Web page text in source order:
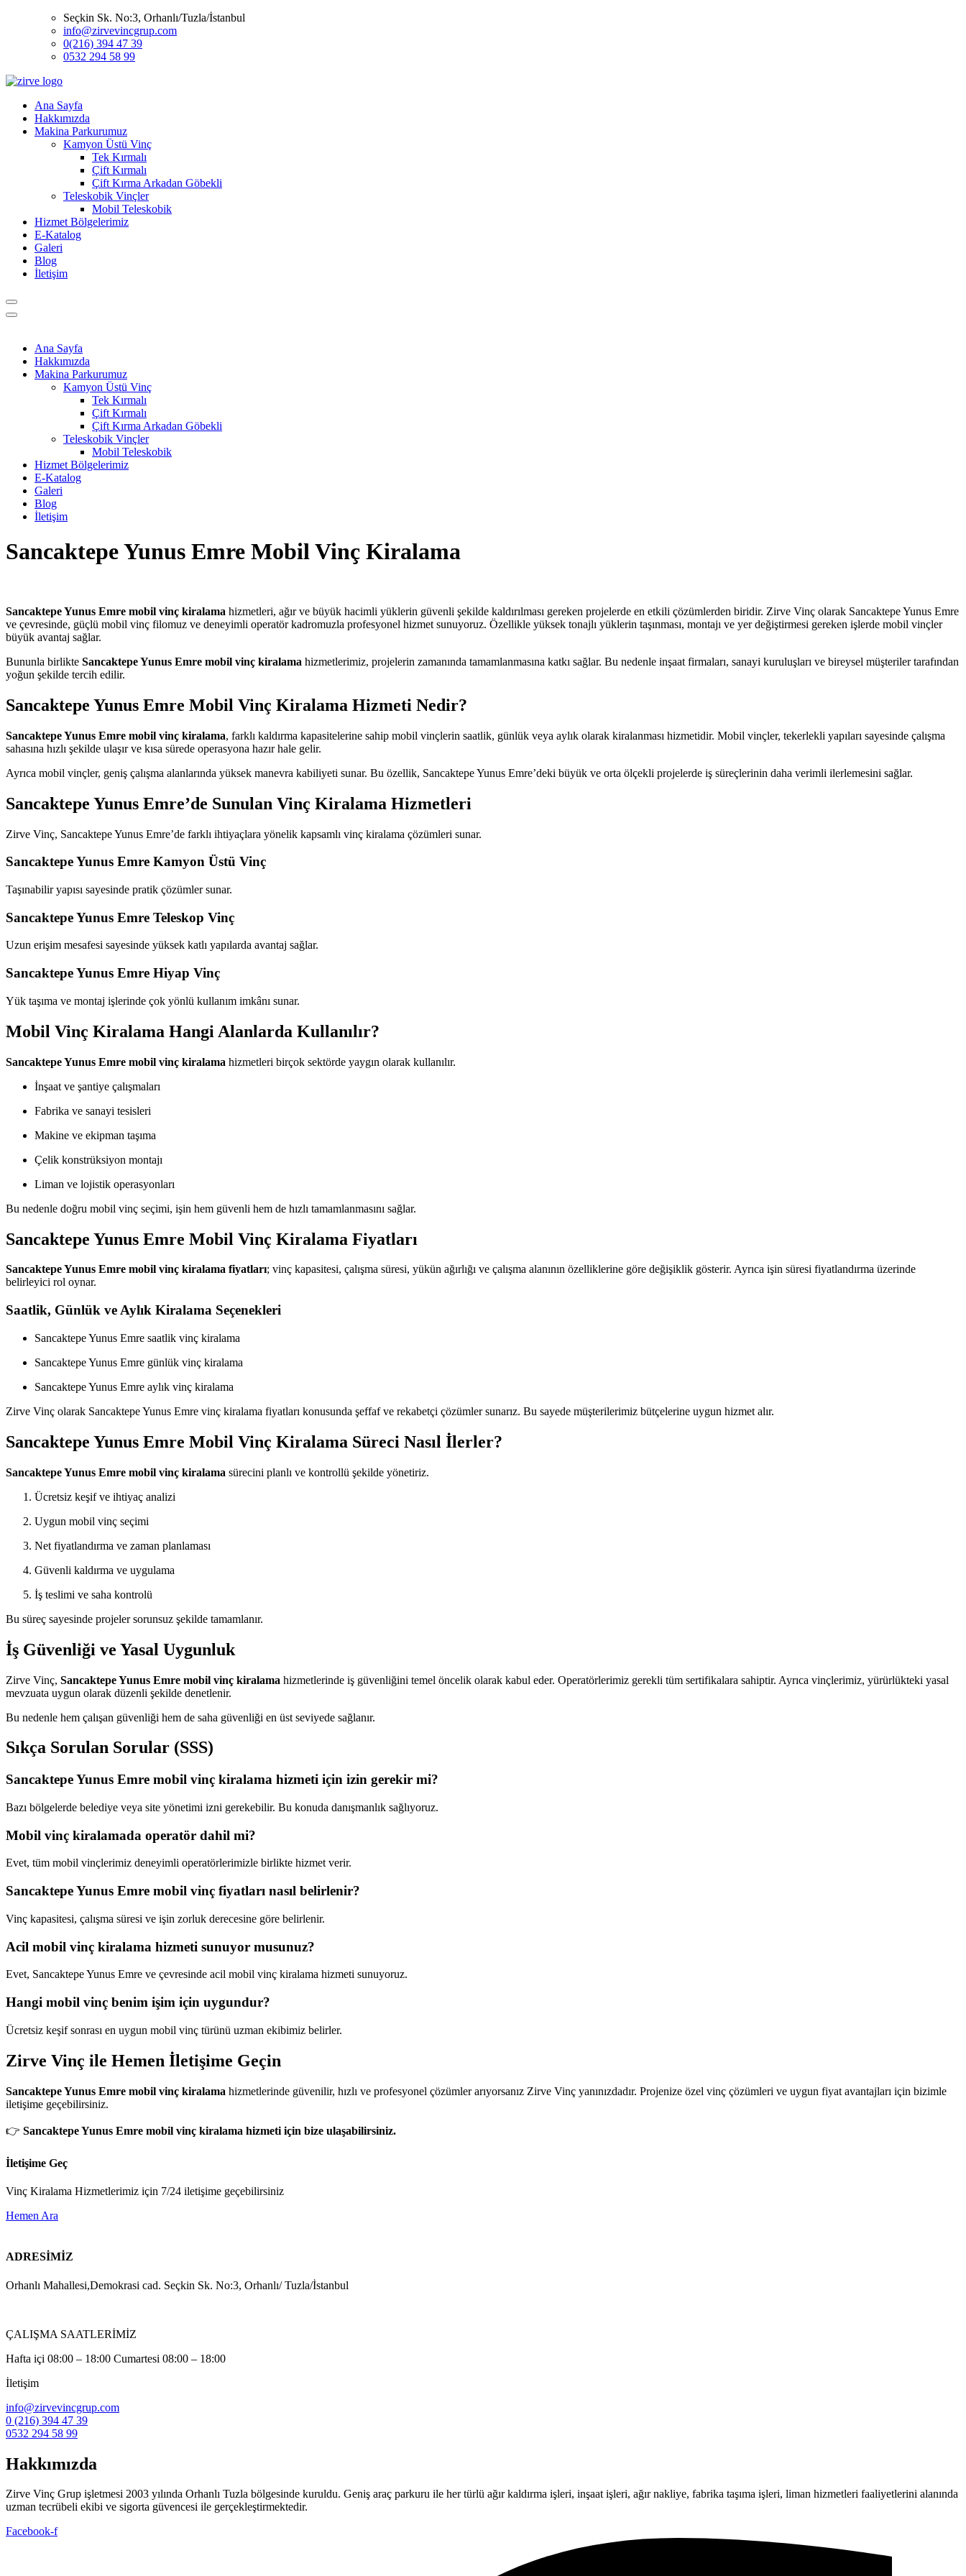
Seçkin Sk. No:3, Orhanlı/Tuzla/İstanbul
info@zirvevincgrup.com
0(216) 394 47 39
0532 294 58 99
Ana Sayfa
Hakkımızda
Makina Parkurumuz
Kamyon Üstü Vinç
Tek Kırmalı
Çift Kırmalı
Çift Kırma Arkadan Göbekli
Teleskobik Vinçler
Mobil Teleskobik
Hizmet Bölgelerimiz
E-Katalog
Galeri
Blog
İletişim
Ana Sayfa
Hakkımızda
Makina Parkurumuz
Kamyon Üstü Vinç
Tek Kırmalı
Çift Kırmalı
Çift Kırma Arkadan Göbekli
Teleskobik Vinçler
Mobil Teleskobik
Hizmet Bölgelerimiz
E-Katalog
Galeri
Blog
İletişim
Sancaktepe Yunus Emre Mobil Vinç Kiralama
Sancaktepe Yunus Emre mobil vinç kiralama hizmetleri, ağır ve büyük hacimli yüklerin güvenli şekilde kaldırılması gereken projelerde en etkili çözümlerden biridir. Zirve Vinç olarak Sancaktepe Yunus Emre
ve çevresinde, güçlü mobil vinç filomuz ve deneyimli operatör kadromuzla profesyonel hizmet sunuyoruz. Özellikle yüksek tonajlı yüklerin taşınması, montajı ve yer değiştirmesi gereken işlerde mobil vinçler
büyük avantaj sağlar.
Bununla birlikte Sancaktepe Yunus Emre mobil vinç kiralama hizmetlerimiz, projelerin zamanında tamamlanmasına katkı sağlar. Bu nedenle inşaat firmaları, sanayi kuruluşları ve bireysel müşteriler tarafından
yoğun şekilde tercih edilir.
Sancaktepe Yunus Emre Mobil Vinç Kiralama Hizmeti Nedir?
Sancaktepe Yunus Emre mobil vinç kiralama, farklı kaldırma kapasitelerine sahip mobil vinçlerin saatlik, günlük veya aylık olarak kiralanması hizmetidir. Mobil vinçler, tekerlekli yapıları sayesinde çalışma
sahasına hızlı şekilde ulaşır ve kısa sürede operasyona hazır hale gelir.
Ayrıca mobil vinçler, geniş çalışma alanlarında yüksek manevra kabiliyeti sunar. Bu özellik, Sancaktepe Yunus Emre’deki büyük ve orta ölçekli projelerde iş süreçlerinin daha verimli ilerlemesini sağlar.
Sancaktepe Yunus Emre’de Sunulan Vinç Kiralama Hizmetleri
Zirve Vinç, Sancaktepe Yunus Emre’de farklı ihtiyaçlara yönelik kapsamlı vinç kiralama çözümleri sunar.
Sancaktepe Yunus Emre Kamyon Üstü Vinç
Taşınabilir yapısı sayesinde pratik çözümler sunar.
Sancaktepe Yunus Emre Teleskop Vinç
Uzun erişim mesafesi sayesinde yüksek katlı yapılarda avantaj sağlar.
Sancaktepe Yunus Emre Hiyap Vinç
Yük taşıma ve montaj işlerinde çok yönlü kullanım imkânı sunar.
Mobil Vinç Kiralama Hangi Alanlarda Kullanılır?
Sancaktepe Yunus Emre mobil vinç kiralama hizmetleri birçok sektörde yaygın olarak kullanılır.
İnşaat ve şantiye çalışmaları
Fabrika ve sanayi tesisleri
Makine ve ekipman taşıma
Çelik konstrüksiyon montajı
Liman ve lojistik operasyonları
Bu nedenle doğru mobil vinç seçimi, işin hem güvenli hem de hızlı tamamlanmasını sağlar.
Sancaktepe Yunus Emre Mobil Vinç Kiralama Fiyatları
Sancaktepe Yunus Emre mobil vinç kiralama fiyatları; vinç kapasitesi, çalışma süresi, yükün ağırlığı ve çalışma alanının özelliklerine göre değişiklik gösterir. Ayrıca işin süresi fiyatlandırma üzerinde
belirleyici rol oynar.
Saatlik, Günlük ve Aylık Kiralama Seçenekleri
Sancaktepe Yunus Emre saatlik vinç kiralama
Sancaktepe Yunus Emre günlük vinç kiralama
Sancaktepe Yunus Emre aylık vinç kiralama
Zirve Vinç olarak Sancaktepe Yunus Emre vinç kiralama fiyatları konusunda şeffaf ve rekabetçi çözümler sunarız. Bu sayede müşterilerimiz bütçelerine uygun hizmet alır.
Sancaktepe Yunus Emre Mobil Vinç Kiralama Süreci Nasıl İlerler?
Sancaktepe Yunus Emre mobil vinç kiralama sürecini planlı ve kontrollü şekilde yönetiriz.
Ücretsiz keşif ve ihtiyaç analizi
Uygun mobil vinç seçimi
Net fiyatlandırma ve zaman planlaması
Güvenli kaldırma ve uygulama
İş teslimi ve saha kontrolü
Bu süreç sayesinde projeler sorunsuz şekilde tamamlanır.
İş Güvenliği ve Yasal Uygunluk
Zirve Vinç, Sancaktepe Yunus Emre mobil vinç kiralama hizmetlerinde iş güvenliğini temel öncelik olarak kabul eder. Operatörlerimiz gerekli tüm sertifikalara sahiptir. Ayrıca vinçlerimiz, yürürlükteki yasal
mevzuata uygun olarak düzenli şekilde denetlenir.
Bu nedenle hem çalışan güvenliği hem de saha güvenliği en üst seviyede sağlanır.
Sıkça Sorulan Sorular (SSS)
Sancaktepe Yunus Emre mobil vinç kiralama hizmeti için izin gerekir mi?
Bazı bölgelerde belediye veya site yönetimi izni gerekebilir. Bu konuda danışmanlık sağlıyoruz.
Mobil vinç kiralamada operatör dahil mi?
Evet, tüm mobil vinçlerimiz deneyimli operatörlerimizle birlikte hizmet verir.
Sancaktepe Yunus Emre mobil vinç fiyatları nasıl belirlenir?
Vinç kapasitesi, çalışma süresi ve işin zorluk derecesine göre belirlenir.
Acil mobil vinç kiralama hizmeti sunuyor musunuz?
Evet, Sancaktepe Yunus Emre ve çevresinde acil mobil vinç kiralama hizmeti sunuyoruz.
Hangi mobil vinç benim işim için uygundur?
Ücretsiz keşif sonrası en uygun mobil vinç türünü uzman ekibimiz belirler.
Zirve Vinç ile Hemen İletişime Geçin
Sancaktepe Yunus Emre mobil vinç kiralama hizmetlerinde güvenilir, hızlı ve profesyonel çözümler arıyorsanız Zirve Vinç yanınızdadır. Projenize özel vinç çözümleri ve uygun fiyat avantajları için bizimle
iletişime geçebilirsiniz.
👉 Sancaktepe Yunus Emre mobil vinç kiralama hizmeti için bize ulaşabilirsiniz.
İletişime Geç
Vinç Kiralama Hizmetlerimiz için 7/24 iletişime geçebilirsiniz
Hemen Ara
ADRESİMİZ
Orhanlı Mahallesi,Demokrasi cad. Seçkin Sk. No:3, Orhanlı/ Tuzla/İstanbul
ÇALIŞMA SAATLERİMİZ
Hafta içi 08:00 – 18:00 Cumartesi 08:00 – 18:00
İletişim
info@zirvevincgrup.com
0 (216) 394 47 39
0532 294 58 99
Hakkımızda
Zirve Vinç Grup işletmesi 2003 yılında Orhanlı Tuzla bölgesinde kuruldu. Geniş araç parkuru ile her türlü ağır kaldırma işleri, inşaat işleri, ağır nakliye, fabrika taşıma işleri, liman hizmetleri faaliyetlerini alanında
uzman tecrübeli ekibi ve sigorta güvencesi ile gerçekleştirmektedir.
Facebook-f